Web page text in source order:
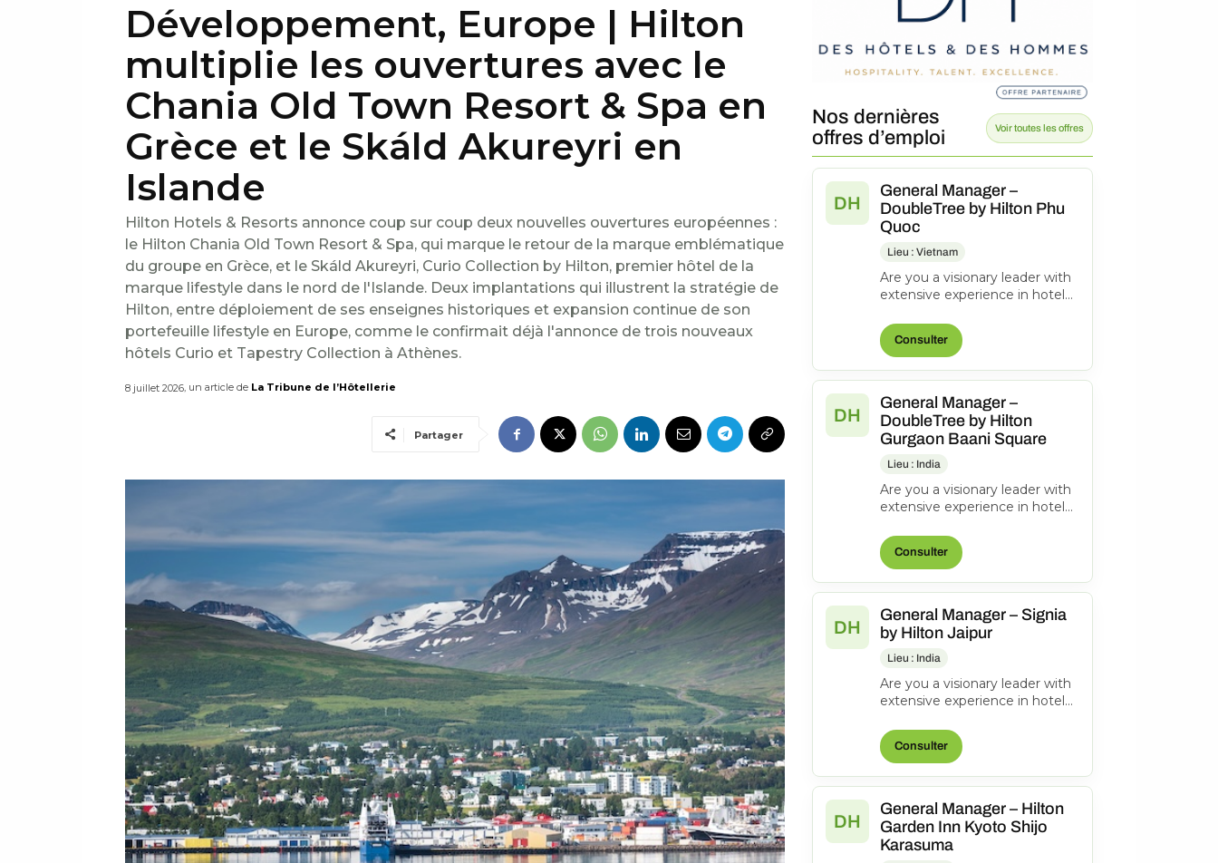
Développement, Europe | Hilton
multiplie les ouvertures avec le
Chania Old Town Resort & Spa en
Grèce et le Skáld Akureyri en
Islande
Hilton Hotels & Resorts annonce coup sur coup deux nouvelles ouvertures européennes :
le Hilton Chania Old Town Resort & Spa, qui marque le retour de la marque emblématique
du groupe en Grèce, et le Skáld Akureyri, Curio Collection by Hilton, premier hôtel de la
marque lifestyle dans le nord de l'Islande. Deux implantations qui illustrent la stratégie de
Hilton, entre déploiement de ses enseignes historiques et expansion continue de son
portefeuille lifestyle en Europe, comme le confirmait déjà l'annonce de trois nouveaux
hôtels Curio et Tapestry Collection à Athènes.
8 juillet 2026, un article de La Tribune de l’Hôtellerie
Partager
Nos dernières
offres d’emploi
Voir toutes les offres
DH
General Manager –
DoubleTree by Hilton Phu
Quoc
Lieu : Vietnam
Are you a visionary leader with
extensive experience in hotel
driving operational success...
Consulter
DH
General Manager –
DoubleTree by Hilton
Gurgaon Baani Square
Lieu : India
Are you a visionary leader with
extensive experience in hotel
driving operational success...
Consulter
DH
General Manager – Signia
by Hilton Jaipur
Lieu : India
Are you a visionary leader with
extensive experience in hotel
driving operational success...
Consulter
DH
General Manager – Hilton
Garden Inn Kyoto Shijo
Karasuma